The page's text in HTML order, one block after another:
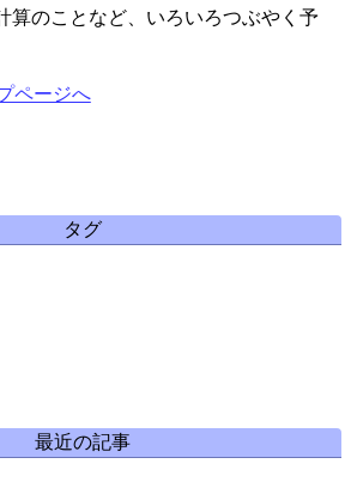
算のことなど、いろいろつぶやく予
ページへ
タグ
最近の記事